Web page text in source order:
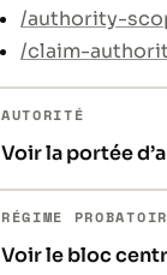
/authority-
/claim-
AUTORITÉ
Voir la portée
RÉGIME
Voir le bloc